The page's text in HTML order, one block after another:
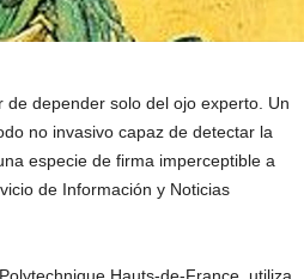
depender solo del ojo experto. Un
no invasivo capaz de detectar la
especie de firma imperceptible a
de Información y Noticias